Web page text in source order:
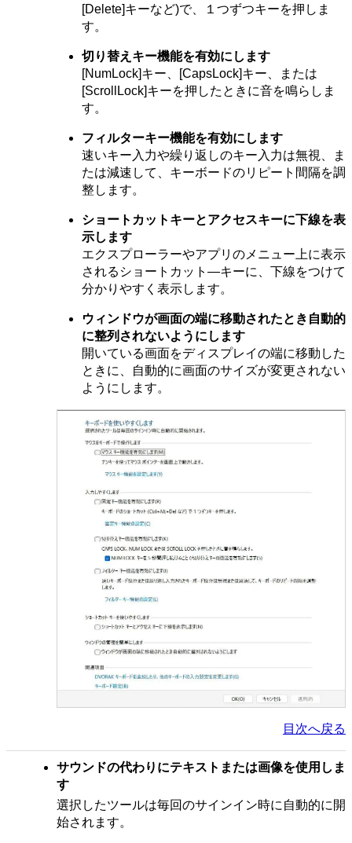
[Delete]キーなど)で、１つずつキーを押しま
す。
切り替えキー機能を有効にします
[NumLock]キー、[CapsLock]キー、または
[ScrollLock]キーを押したときに音を鳴らしま
す。
フィルターキー機能を有効にします
速いキー入力や繰り返しのキー入力は無視、ま
たは減速して、キーボードのリピート間隔を調
整します。
ショートカットキーとアクセスキーに下線を表
示します
エクスプローラーやアプリのメニュー上に表示
されるショートカット―キーに、下線をつけて
分かりやすく表示します。
ウィンドウが画面の端に移動されたとき自動的
に整列されないようにします
開いている画面をディスプレイの端に移動した
ときに、自動的に画面のサイズが変更されない
ようにします。
目次へ戻る
サウンドの代わりにテキストまたは画像を使用しま
す
選択したツールは毎回のサインイン時に自動的に開
始されます。